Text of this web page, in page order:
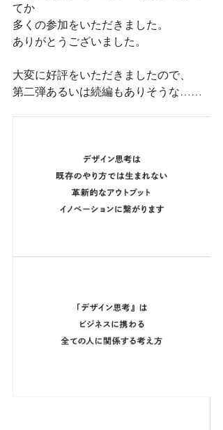
てか
多くの参加をいただきました。
ありがとうございました。
大変に好評をいただきましたので、
第二弾あるいは続編もありそうな……